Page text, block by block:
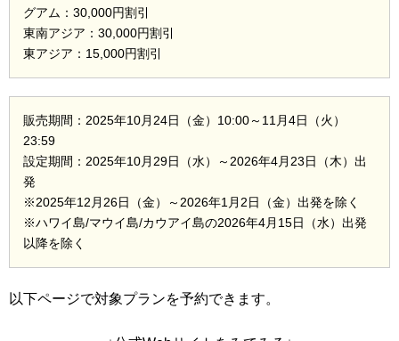
グアム：30,000円割引
東南アジア：30,000円割引
東アジア：15,000円割引
販売期間：2025年10月24日（金）10:00～11月4日（火）
23:59
設定期間：2025年10月29日（水）～2026年4月23日（木）出
発
※2025年12月26日（金）～2026年1月2日（金）出発を除く
※ハワイ島/マウイ島/カウアイ島の2026年4月15日（水）出発
以降を除く
以下ページで対象プランを予約できます。